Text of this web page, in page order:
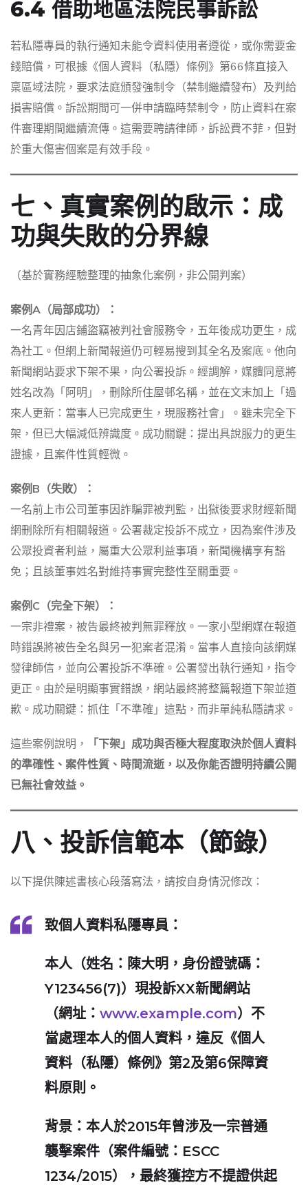
6.4 借助地區法院民事訴訟
若私隱專員的執行通知未能令資料使用者遵從，或你需要金
錢賠償，可根據《個人資料（私隱）條例》第66條直接入
稟區域法院，要求法庭頒發強制令（禁制繼續發布）及判給
損害賠償。訴訟期間可一併申請臨時禁制令，防止資料在案
件審理期間繼續流傳。這需要聘請律師，訴訟費不菲，但對
於重大傷害個案是有效手段。
七、真實案例的啟示：成
功與失敗的分界線
（基於實務經驗整理的抽象化案例，非公開判案）
案例A（局部成功）：
一名青年因店鋪盜竊被判社會服務令，五年後成功更生，成
為社工。但網上新聞報道仍可輕易搜到其全名及案底。他向
新聞網站要求下架不果，向公署投訴。經調解，媒體同意將
姓名改為「阿明」，刪除所住屋邨名稱，並在文末加上「過
來人更新：當事人已完成更生，現服務社會」。雖未完全下
架，但已大幅減低辨識度。成功關鍵：提出具說服力的更生
證據，且案件性質輕微。
案例B（失敗）：
一名前上市公司董事因詐騙罪被判監，出獄後要求財經新聞
網刪除所有相關報道。公署裁定投訴不成立，因為案件涉及
公眾投資者利益，屬重大公眾利益事項，新聞機構享有豁
免；且該董事姓名對維持事實完整性至關重要。
案例C（完全下架）：
一宗非禮案，被告最終被判無罪釋放。一家小型網媒在報道
時錯誤將被告全名與另一犯案者混淆。當事人直接向該網媒
發律師信，並向公署投訴不準確。公署發出執行通知，指令
更正。由於是明顯事實錯誤，網站最終將整篇報道下架並道
歉。成功關鍵：抓住「不準確」這點，而非單純私隱請求。
這些案例說明，
「下架」成功與否極大程度取決於個人資料
的準確性、案件性質、時間流逝，以及你能否證明持續公開
已無社會效益。
八、投訴信範本（節錄）
以下提供陳述書核心段落寫法，請按自身情況修改：
致個人資料私隱專員：
本人（姓名：陳大明，身份證號碼：
Y123456(7)）現投訴XX新聞網站
（網址： www.example.com）不
當處理本人的個人資料，違反《個人
資料（私隱）條例》第2及第6保障資
料原則。
背景：本人於2015年曾涉及一宗普通
襲擊案件（案件編號：ESCC
1234/2015），最終獲控方不提證供起